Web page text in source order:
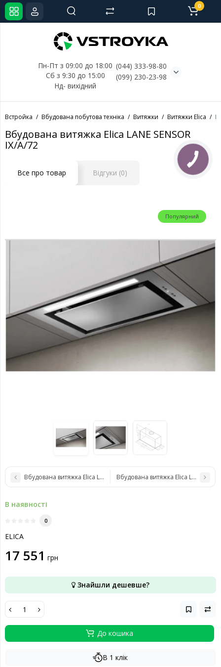
Пн-Пт з 09:00 до 18:00
Сб з 9:30 до 15:00
Нд- вихідний
(044) 333-98-80
(099) 230-23-98
0
Встройка Вбудована побутова техніка Витяжки Витяжки Elica
Вбудована витяжка Elica LANE SENSOR
IX/A/72
Все про товар Відгуки (0)
Популярний
Вбудована витяжка Elica LANE SENSOR IX/A/52Вбудована витяжка Elica LANE
В наявності
0
ELICA
17 551 грн
Знайшли дешевше?
До кошика
В 1 клік